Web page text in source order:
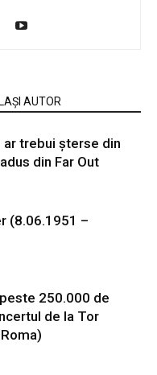
AUTOR
ar trebui șterse din
din Far Out
(8.06.1951 –
250.000 de
de la Tor